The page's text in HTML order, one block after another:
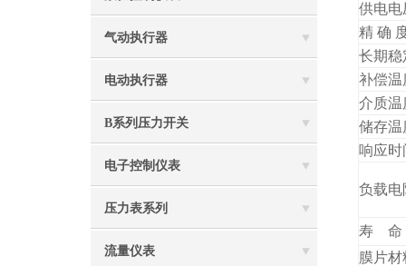
气动执行器
电动执行器
B系列压力开关
电子控制仪表
压力表系列
流量仪表
供电电
精 确
长期稳
补偿温
介质温
储存温
响应时
负载电
寿 命
膜片材